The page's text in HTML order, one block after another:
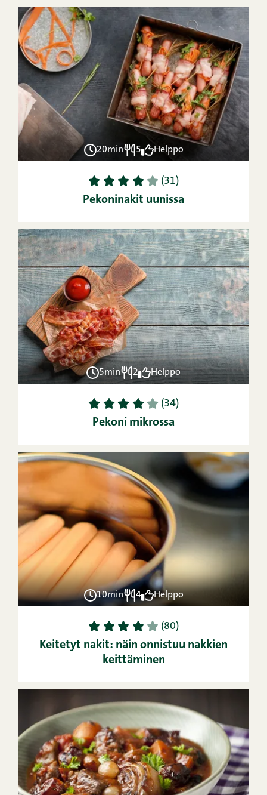
20min 5 Helppo
1 2 3 4 5 (31)
Pekoninakit uunissa
5min 2 Helppo
1 2 3 4 5 (34)
Pekoni mikrossa
10min 4 Helppo
1 2 3 4 5 (80)
Keitetyt nakit: näin onnistuu nakkien
keittäminen